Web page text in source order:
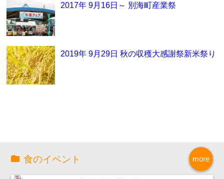
2017年 9月16日～ 別海町産業祭
2019年 9月29日 秋の収穫大感謝祭新米祭り
more
食のイベント